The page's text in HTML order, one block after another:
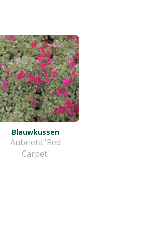
Blauwkussen
Aubrieta 'Red
Carpet'